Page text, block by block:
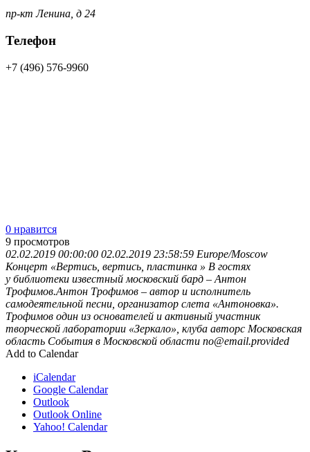
пр-кт Ленина, д 24
Телефон
+7 (496) 576-9960
0 нравится
9 просмотров
02.02.2019 00:00:00 02.02.2019 23:58:59 Europe/Moscow
Концерт «Вертись, вертись, пластинка » В гостях
у библиотеки известный московский бард – Антон
Трофимов.Антон Трофимов – автор и исполнитель
самодеятельной песни, организатор слета «Антоновка».
Трофимов один из основателей и активный участник
творческой лаборатории «Зеркало», клуба авторс Московская
область События в Московской области no@email.provided
Add to Calendar
iCalendar
Google Calendar
Outlook
Outlook Online
Yahoo! Calendar